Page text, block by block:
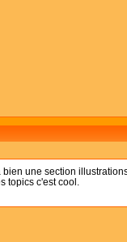
une section
topics c'est cool.